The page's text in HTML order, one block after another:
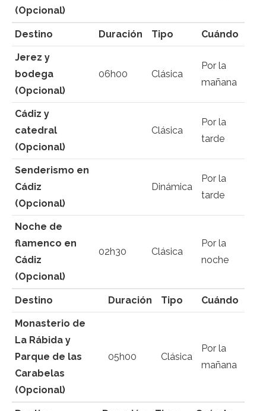
(Opcional)
Destino Duración Tipo Cuándo
Jerez y
bodega
(Opcional)
06h00 Clásica
Por la
mañana
Cádiz y
catedral
(Opcional)
Clásica
Por la
tarde
Senderismo en
Cádiz
(Opcional)
Dinámica
Por la
tarde
Noche de
flamenco en
Cádiz
(Opcional)
02h30 Clásica
Por la
noche
Destino Duración Tipo Cuándo
Monasterio de
La Rábida y
Parque de las
Carabelas
(Opcional)
05h00 Clásica
Por la
mañana